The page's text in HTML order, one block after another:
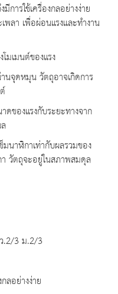
การใช้เครื่องกลอย่างง่าย
ลา เพื่อผ่อนแรงและทํางาน
มเมนต์ของแรง
นจุดหมุน วัตถุอาจเกิดการ
ของแรงกับระยะทางจาก
มนาฬิกาเท่ากับผลรวมของ
า วัตถุจะอยู่ในสภาพสมดุล
3 ม.2/3
ลอย่างง่าย